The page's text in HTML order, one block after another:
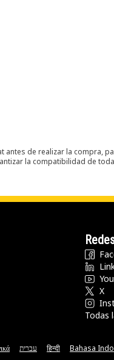
antes de realizar la compra,
la compatibilidad de
X
Todas
עברית हिन्दी Bahasa